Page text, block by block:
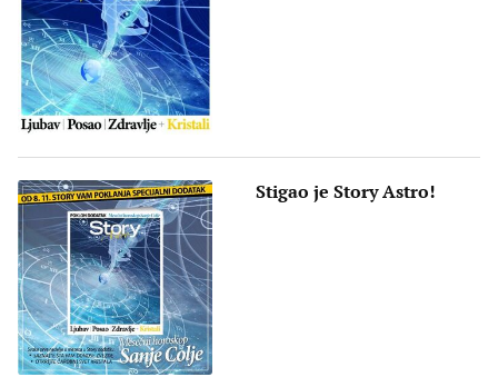
Stigao je Story Astro!